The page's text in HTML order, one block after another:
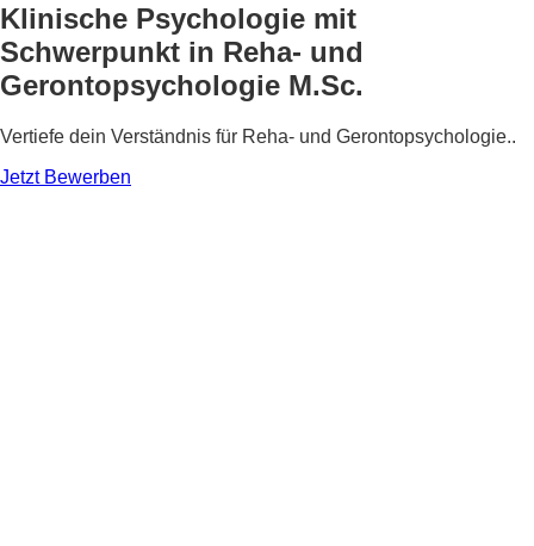
Klinische Psychologie mit
Schwerpunkt in Reha- und
Gerontopsychologie M.Sc.
Vertiefe dein Verständnis für Reha- und Gerontopsychologie..
Jetzt Bewerben